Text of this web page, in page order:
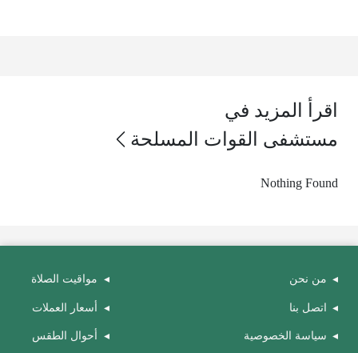
اقرأ المزيد في
مستشفى القوات المسلحة
Nothing Found
من نحن
اتصل بنا
سياسة الخصوصية
مواقيت الصلاة
أسعار العملات
أحوال الطقس